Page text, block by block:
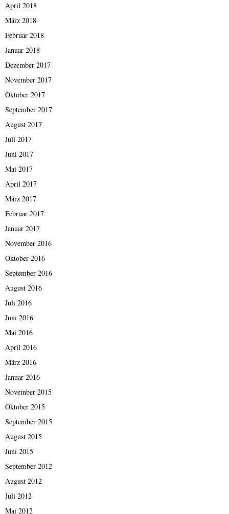
April 2018
März 2018
Februar 2018
Januar 2018
Dezember 2017
November 2017
Oktober 2017
September 2017
August 2017
Juli 2017
Juni 2017
Mai 2017
April 2017
März 2017
Februar 2017
Januar 2017
November 2016
Oktober 2016
September 2016
August 2016
Juli 2016
Juni 2016
Mai 2016
April 2016
März 2016
Januar 2016
November 2015
Oktober 2015
September 2015
August 2015
Juni 2015
September 2012
August 2012
Juli 2012
Mai 2012